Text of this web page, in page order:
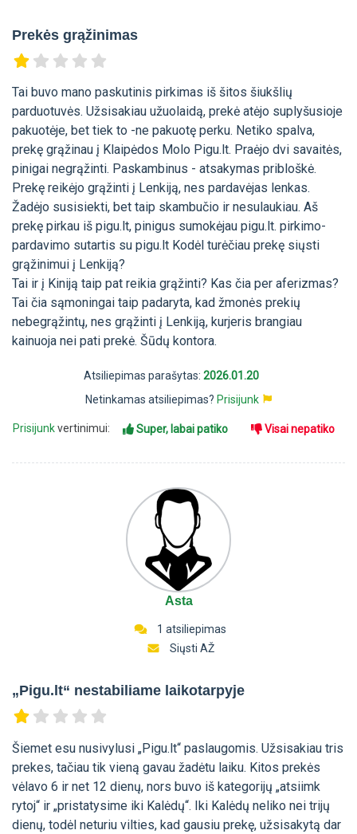
Prekės grąžinimas
Tai buvo mano paskutinis pirkimas iš šitos šiukšlių
parduotuvės. Užsisakiau užuolaidą, prekė atėjo suplyšusioje
pakuotėje, bet tiek to -ne pakuotę perku. Netiko spalva,
prekę grąžinau į Klaipėdos Molo Pigu.lt. Praėjo dvi savaitės,
pinigai negrąžinti. Paskambinus - atsakymas pribloškė.
Prekę reikėjo grąžinti į Lenkiją, nes pardavėjas lenkas.
Žadėjo susisiekti, bet taip skambučio ir nesulaukiau. Aš
prekę pirkau iš pigu.lt, pinigus sumokėjau pigu.lt. pirkimo-
pardavimo sutartis su pigu.lt Kodėl turėčiau prekę siųsti
grąžinimui į Lenkiją?
Tai ir į Kiniją taip pat reikia grąžinti? Kas čia per aferizmas?
Tai čia sąmoningai taip padaryta, kad žmonės prekių
nebegrąžintų, nes grąžinti į Lenkiją, kurjeris brangiau
kainuoja nei pati prekė. Šūdų kontora.
Atsiliepimas parašytas: 2026.01.20
Netinkamas atsiliepimas? Prisijunk
Prisijunkvertinimui: Super, labai patiko Visai nepatiko
Asta
1 atsiliepimas
Siųsti AŽ
„Pigu.lt“ nestabiliame laikotarpyje
Šiemet esu nusivylusi „Pigu.lt“ paslaugomis. Užsisakiau tris
prekes, tačiau tik vieną gavau žadėtu laiku. Kitos prekės
vėlavo 6 ir net 12 dienų, nors buvo iš kategorijų „atsiimk
rytoj“ ir „pristatysime iki Kalėdų“. Iki Kalėdų neliko nei trijų
dienų, todėl neturiu vilties, kad gausiu prekę, užsisakytą dar